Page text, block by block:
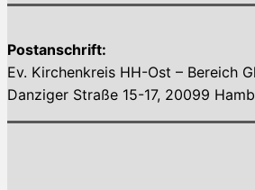
Postanschrift:
Ev. Kirchenkreis HH-Ost – Bereich
Danziger Straße 15-17, 20099